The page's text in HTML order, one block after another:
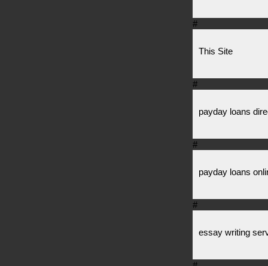
#
This Site
#
payday loans
#
payday loans
#
essay writing